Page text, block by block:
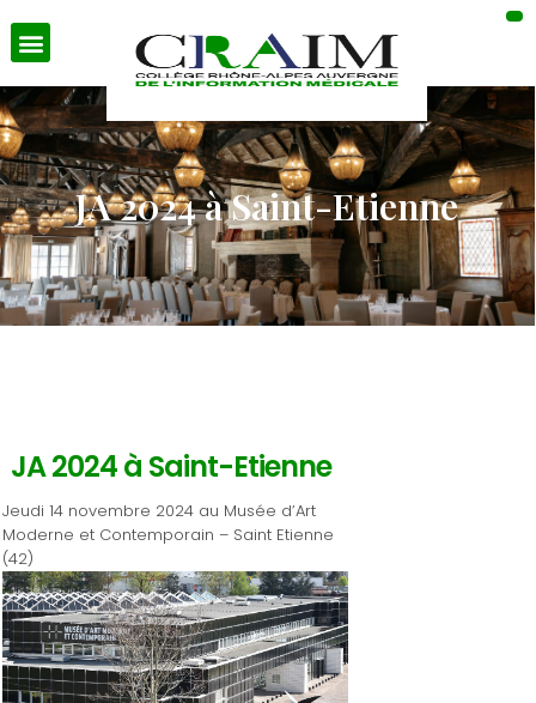
JA 2024 à Saint-Etienne
JA 2024 à Saint-Etienne
Jeudi 14 novembre 2024 au Musée d’Art
Moderne et Contemporain – Saint Etienne
(42)